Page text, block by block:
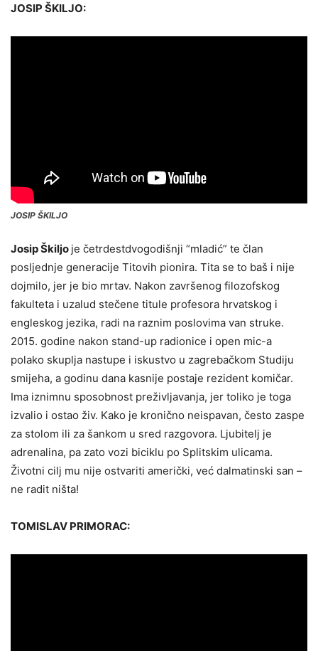
JOSIP ŠKILJO:
JOSIP ŠKILJO
Josip Škiljo je četrdestdvogodišnji “mladić” te član
posljednje generacije Titovih pionira. Tita se to baš i nije
dojmilo, jer je bio mrtav. Nakon završenog filozofskog
fakulteta i uzalud stečene titule profesora hrvatskog i
engleskog jezika, radi na raznim poslovima van struke.
2015. godine nakon stand-up radionice i open mic-a
polako skuplja nastupe i iskustvo u zagrebačkom Studiju
smijeha, a godinu dana kasnije postaje rezident komičar.
Ima iznimnu sposobnost preživljavanja, jer toliko je toga
izvalio i ostao živ. Kako je kronično neispavan, često zaspe
za stolom ili za šankom u sred razgovora. Ljubitelj je
adrenalina, pa zato vozi biciklu po Splitskim ulicama.
Životni cilj mu nije ostvariti američki, već dalmatinski san –
ne radit ništa!
TOMISLAV PRIMORAC: